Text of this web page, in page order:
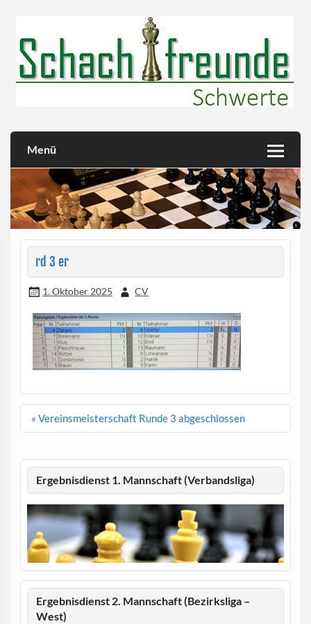
Menü
rd 3 er
1. Oktober 2025 CV
Beitragsnavigation
« Vereinsmeisterschaft Runde 3 abgeschlossen
Ergebnisdienst 1. Mannschaft (Verbandsliga)
Ergebnisdienst 2. Mannschaft (Bezirksliga –
West)